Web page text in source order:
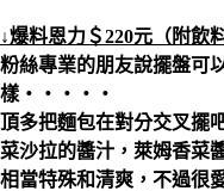
↓爆料恩力＄220元（附飲料
粉絲專業的朋友說擺盤可
樣‧‧‧‧‧
頂多把麵包在對分交叉擺
菜沙拉的醬汁，萊姆香菜
相當特殊和清爽，不過很